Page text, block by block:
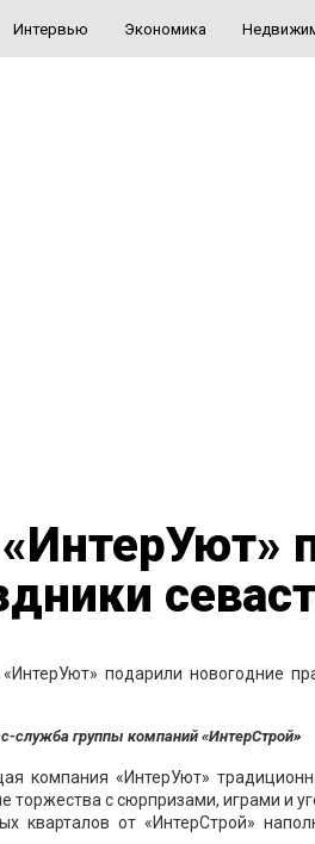
Интервью Экономика
служба группы компаний «ИнтерСтрой»
компания «ИнтерУют»
с сюрпризами, играми и
кварталов от «ИнтерСтрой»